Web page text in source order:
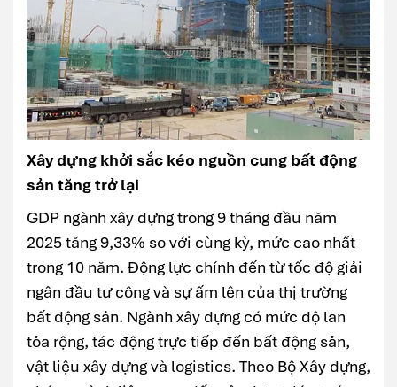
Xây dựng khởi sắc kéo nguồn cung bất động
sản tăng trở lại
GDP ngành xây dựng trong 9 tháng đầu năm
2025 tăng 9,33% so với cùng kỳ, mức cao nhất
trong 10 năm. Động lực chính đến từ tốc độ giải
ngân đầu tư công và sự ấm lên của thị trường
bất động sản. Ngành xây dựng có mức độ lan
tỏa rộng, tác động trực tiếp đến bất động sản,
vật liệu xây dựng và logistics. Theo Bộ Xây dựng,